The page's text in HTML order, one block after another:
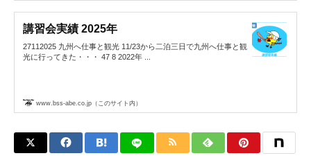
講習会実績 2025年
27112025 九州へ仕事と観光 11/23から二泊三日で九州へ仕事と観
光に行ってきた・・・ 47 8 2022年 ...
www.bss-abe.co.jp（このサイト内）